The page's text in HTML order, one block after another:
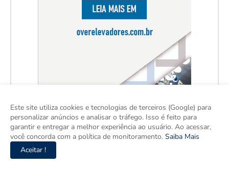
Este site utiliza cookies e tecnologias de terceiros (Google) para
personalizar anúncios e analisar o tráfego. Isso é feito para
garantir e entregar a melhor experiência ao usuário. Ao acessar,
você concorda com a política de monitoramento. Saiba Mais
Aceitar !